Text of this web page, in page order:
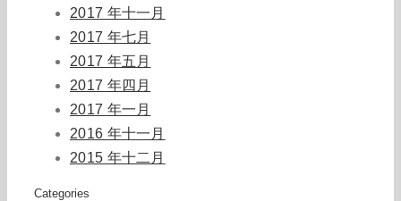
2017 年十一月
2017 年七月
2017 年五月
2017 年四月
2017 年一月
2016 年十一月
2015 年十二月
Categories